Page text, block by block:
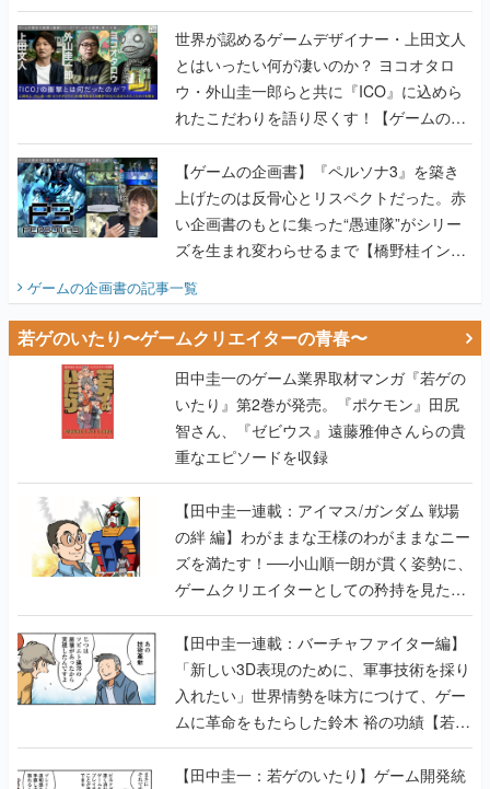
世界が認めるゲームデザイナー・上田文人
とはいったい何が凄いのか？ ヨコオタロ
ウ・外山圭一郎らと共に『ICO』に込めら
れたこだわりを語り尽くす！【ゲームの企
画書】
【ゲームの企画書】『ペルソナ3』を築き
上げたのは反骨心とリスペクトだった。赤
い企画書のもとに集った“愚連隊”がシリー
ズを生まれ変わらせるまで【橋野桂インタ
ビュー】
ゲームの企画書の記事一覧
若ゲのいたり〜ゲームクリエイターの青春〜
田中圭一のゲーム業界取材マンガ『若ゲの
いたり』第2巻が発売。『ポケモン』田尻
智さん、『ゼビウス』遠藤雅伸さんらの貴
重なエピソードを収録
【田中圭一連載：アイマス/ガンダム 戦場
の絆 編】わがままな王様のわがままなニー
ズを満たす！──小山順一朗が貫く姿勢に、
ゲームクリエイターとしての矜持を見た
【若ゲのいたり最終回】
【田中圭一連載：バーチャファイター編】
「新しい3D表現のために、軍事技術を採り
入れたい」世界情勢を味方につけて、ゲー
ムに革命をもたらした鈴木 裕の功績【若ゲ
のいたり】
【田中圭一：若ゲのいたり】ゲーム開発統